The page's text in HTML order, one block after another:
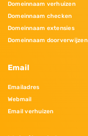
Domeinnaam verhuizen
Domeinnaam checken
Domeinnaam extensies
Domeinnaam doorverwijzen
Email
Emailadres
Webmail
Email verhuizen